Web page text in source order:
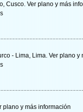
Cusco. Ver plano y más
- Lima, Lima. Ver plano y
plano y más información